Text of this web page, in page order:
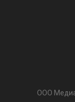
ООО